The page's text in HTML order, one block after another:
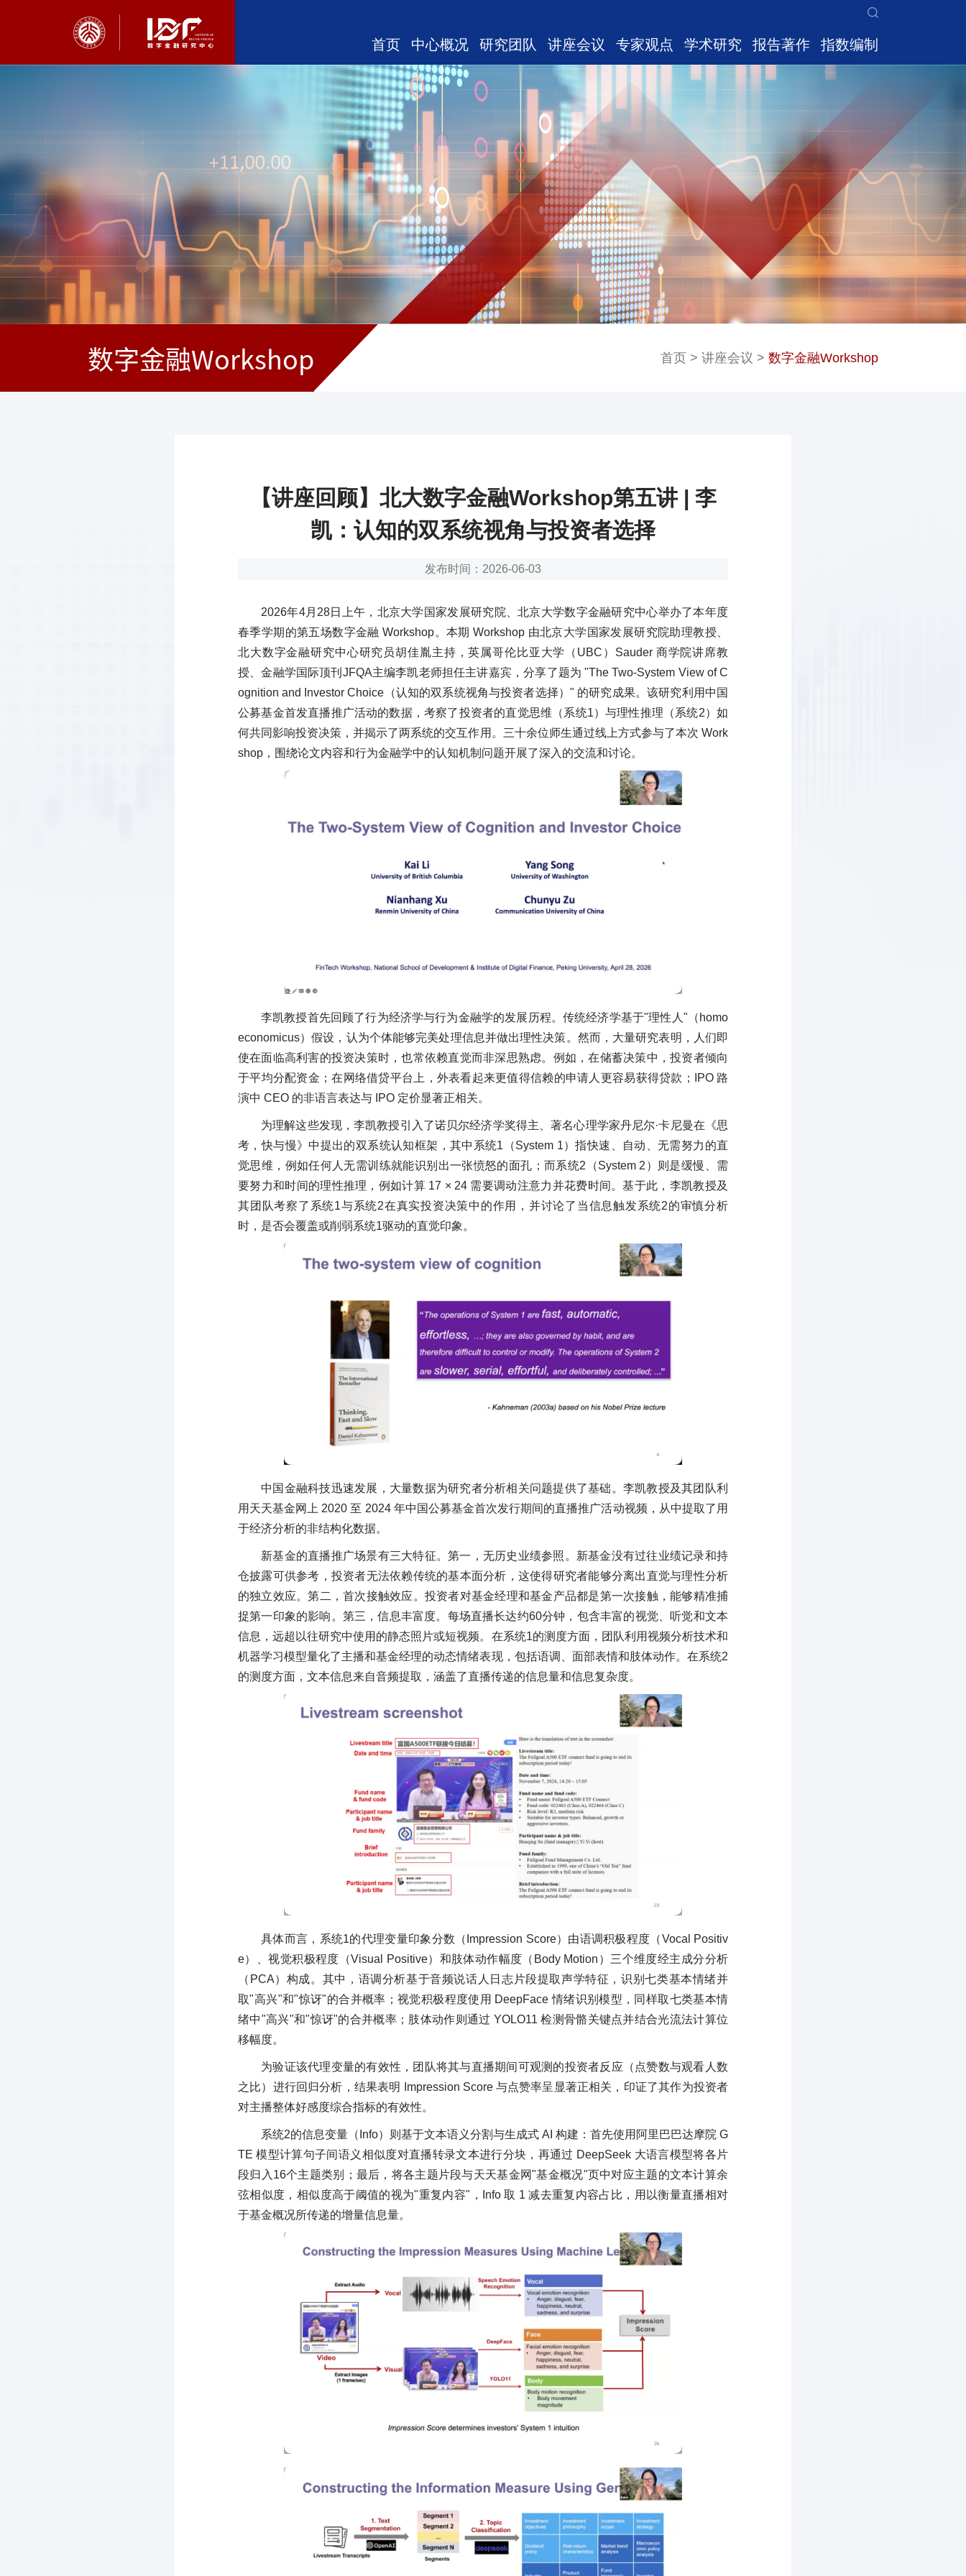
首页 中心概况 研究团队 讲座会议 专家观点 学术研究 报告著作 指数编制
数字金融Workshop 首页 > 讲座会议 > 数字金融Workshop
【讲座回顾】北大数字金融Workshop第五讲 | 李
凯：认知的双系统视角与投资者选择
发布时间：2026-06-03
2026年4月28日上午，北京大学国家发展研究院、北京大学数字金融研究中心举办了本年度
春季学期的第五场数字金融 Workshop。本期 Workshop 由北京大学国家发展研究院助理教授、
北大数字金融研究中心研究员胡佳胤主持，英属哥伦比亚大学（UBC）Sauder 商学院讲席教
授、金融学国际顶刊JFQA主编李凯老师担任主讲嘉宾，分享了题为 "The Two-System View of C
ognition and Investor Choice（认知的双系统视角与投资者选择）" 的研究成果。该研究利用中国
公募基金首发直播推广活动的数据，考察了投资者的直觉思维（系统1）与理性推理（系统2）如
何共同影响投资决策，并揭示了两系统的交互作用。三十余位师生通过线上方式参与了本次 Work
shop，围绕论文内容和行为金融学中的认知机制问题开展了深入的交流和讨论。
李凯教授首先回顾了行为经济学与行为金融学的发展历程。传统经济学基于"理性人"（homo
economicus）假设，认为个体能够完美处理信息并做出理性决策。然而，大量研究表明，人们即
使在面临高利害的投资决策时，也常依赖直觉而非深思熟虑。例如，在储蓄决策中，投资者倾向
于平均分配资金；在网络借贷平台上，外表看起来更值得信赖的申请人更容易获得贷款；IPO 路
演中 CEO 的非语言表达与 IPO 定价显著正相关。
为理解这些发现，李凯教授引入了诺贝尔经济学奖得主、著名心理学家丹尼尔·卡尼曼在《思
考，快与慢》中提出的双系统认知框架，其中系统1（System 1）指快速、自动、无需努力的直
觉思维，例如任何人无需训练就能识别出一张愤怒的面孔；而系统2（System 2）则是缓慢、需
要努力和时间的理性推理，例如计算 17 × 24 需要调动注意力并花费时间。基于此，李凯教授及
其团队考察了系统1与系统2在真实投资决策中的作用，并讨论了当信息触发系统2的审慎分析
时，是否会覆盖或削弱系统1驱动的直觉印象。
中国金融科技迅速发展，大量数据为研究者分析相关问题提供了基础。李凯教授及其团队利
用天天基金网上 2020 至 2024 年中国公募基金首次发行期间的直播推广活动视频，从中提取了用
于经济分析的非结构化数据。
新基金的直播推广场景有三大特征。第一，无历史业绩参照。新基金没有过往业绩记录和持
仓披露可供参考，投资者无法依赖传统的基本面分析，这使得研究者能够分离出直觉与理性分析
的独立效应。第二，首次接触效应。投资者对基金经理和基金产品都是第一次接触，能够精准捕
捉第一印象的影响。第三，信息丰富度。每场直播长达约60分钟，包含丰富的视觉、听觉和文本
信息，远超以往研究中使用的静态照片或短视频。在系统1的测度方面，团队利用视频分析技术和
机器学习模型量化了主播和基金经理的动态情绪表现，包括语调、面部表情和肢体动作。在系统2
的测度方面，文本信息来自音频提取，涵盖了直播传递的信息量和信息复杂度。
具体而言，系统1的代理变量印象分数（Impression Score）由语调积极程度（Vocal Positiv
e）、视觉积极程度（Visual Positive）和肢体动作幅度（Body Motion）三个维度经主成分分析
（PCA）构成。其中，语调分析基于音频说话人日志片段提取声学特征，识别七类基本情绪并
取"高兴"和"惊讶"的合并概率；视觉积极程度使用 DeepFace 情绪识别模型，同样取七类基本情
绪中"高兴"和"惊讶"的合并概率；肢体动作则通过 YOLO11 检测骨骼关键点并结合光流法计算位
移幅度。
为验证该代理变量的有效性，团队将其与直播期间可观测的投资者反应（点赞数与观看人数
之比）进行回归分析，结果表明 Impression Score 与点赞率呈显著正相关，印证了其作为投资者
对主播整体好感度综合指标的有效性。
系统2的信息变量（Info）则基于文本语义分割与生成式 AI 构建：首先使用阿里巴巴达摩院 G
TE 模型计算句子间语义相似度对直播转录文本进行分块，再通过 DeepSeek 大语言模型将各片
段归入16个主题类别；最后，将各主题片段与天天基金网"基金概况"页中对应主题的文本计算余
弦相似度，相似度高于阈值的视为"重复内容"，Info 取 1 减去重复内容占比，用以衡量直播相对
于基金概况所传递的增量信息量。